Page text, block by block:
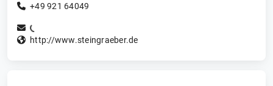
+49 921 64049
http://www.steingraeber.de